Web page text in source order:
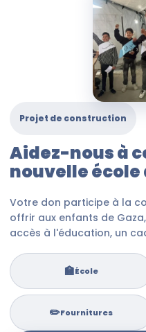
Projet de construction
Aidez-nous à
nouvelle école
Votre don participe à la
offrir aux enfants de
accès à l'éducation, un
🏫École
✏️Fournitures